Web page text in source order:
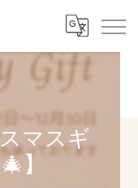
マスギ
】